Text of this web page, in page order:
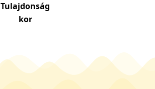
Tulajdonság
kor